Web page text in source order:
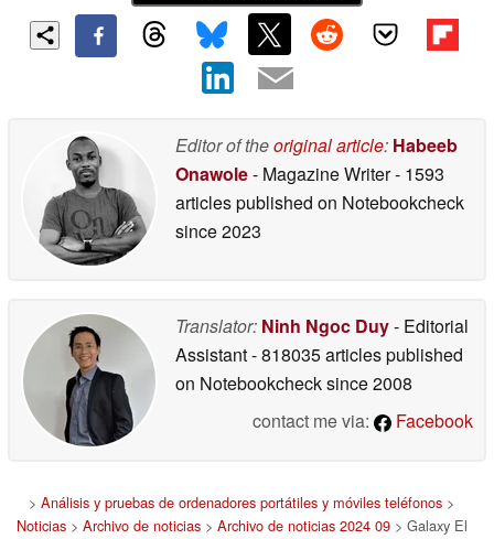
Editor of theoriginal article: Habeeb
Onawole- Magazine Writer- 1593
articles published on Notebookcheck
since 2023
Translator: Ninh Ngoc Duy- Editorial
Assistant- 818035 articles published
on Notebookchecksince 2008
contact me via:
Facebook
> Análisis y pruebas de ordenadores portátiles y móviles teléfonos >
Noticias> Archivo de noticias> Archivo de noticias 2024 09> Galaxy El